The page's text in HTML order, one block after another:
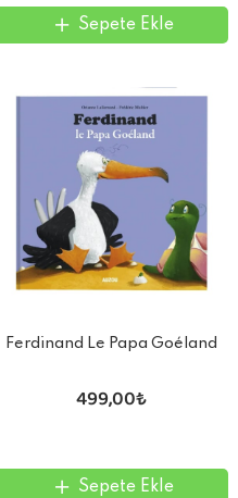
Sepete Ekle
Ferdinand Le Papa Goéland
499,00₺
Sepete Ekle